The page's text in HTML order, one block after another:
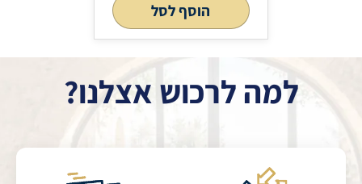
הוסף לסל
למה לרכוש אצלנו?